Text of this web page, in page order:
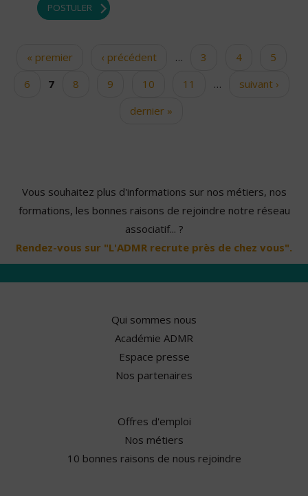
POSTULER
Pages« premier ‹ précédent … 3 4
5
6
7 8 9 10 11 …
suivant ›
dernier »
Vous souhaitez plus d'informations sur nos métiers, nos
formations, les bonnes raisons de rejoindre notre réseau
associatif... ?
Rendez-vous sur "L'ADMR recrute près de chez vous".
Qui sommes nous
Académie ADMR
Espace presse
Nos partenaires
Offres d'emploi
Nos métiers
10 bonnes raisons de nous rejoindre